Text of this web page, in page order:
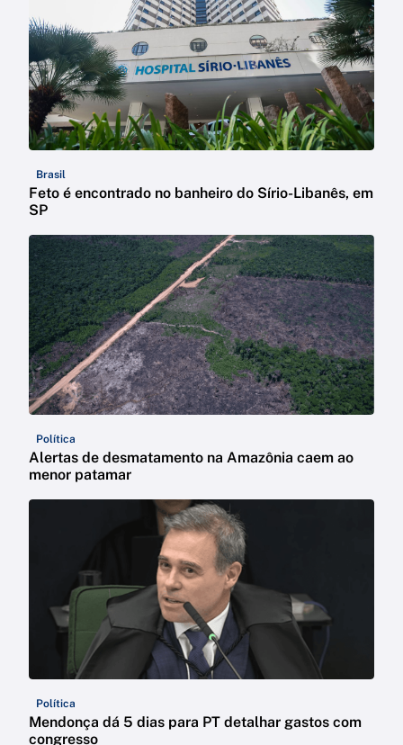
Brasil
Feto é encontrado no banheiro do Sírio-Libanês, em
SP
Política
Alertas de desmatamento na Amazônia caem ao
menor patamar
Política
Mendonça dá 5 dias para PT detalhar gastos com
congresso